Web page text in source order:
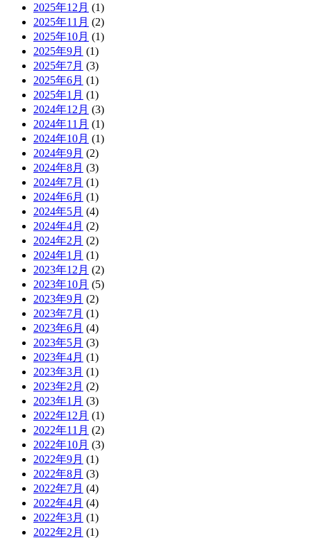
2025年12月 (1)
2025年11月 (2)
2025年10月 (1)
2025年9月 (1)
2025年7月 (3)
2025年6月 (1)
2025年1月 (1)
2024年12月 (3)
2024年11月 (1)
2024年10月 (1)
2024年9月 (2)
2024年8月 (3)
2024年7月 (1)
2024年6月 (1)
2024年5月 (4)
2024年4月 (2)
2024年2月 (2)
2024年1月 (1)
2023年12月 (2)
2023年10月 (5)
2023年9月 (2)
2023年7月 (1)
2023年6月 (4)
2023年5月 (3)
2023年4月 (1)
2023年3月 (1)
2023年2月 (2)
2023年1月 (3)
2022年12月 (1)
2022年11月 (2)
2022年10月 (3)
2022年9月 (1)
2022年8月 (3)
2022年7月 (4)
2022年4月 (4)
2022年3月 (1)
2022年2月 (1)